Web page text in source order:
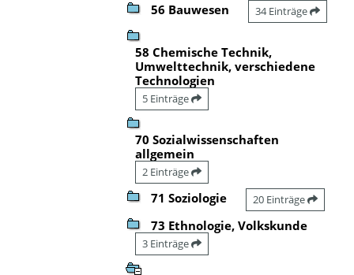
56 Bauwesen 34 Einträge
58 Chemische Technik,
Umwelttechnik, verschiedene
Technologien
5 Einträge
70 Sozialwissenschaften
allgemein
2 Einträge
71 Soziologie 20 Einträge
73 Ethnologie, Volkskunde
3 Einträge